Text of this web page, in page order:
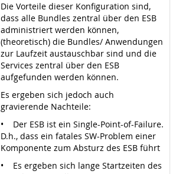
Die Vorteile dieser Konfiguration sind,
dass alle Bundles zentral über den ESB
administriert werden können,
(theoretisch) die Bundles/ Anwendungen
zur Laufzeit austauschbar sind und die
Services zentral über den ESB
aufgefunden werden können.
Es ergeben sich jedoch auch
gravierende Nachteile:
• Der ESB ist ein Single-Point-of-Failure.
D.h., dass ein fatales SW-Problem einer
Komponente zum Absturz des ESB führt
• Es ergeben sich lange Startzeiten des